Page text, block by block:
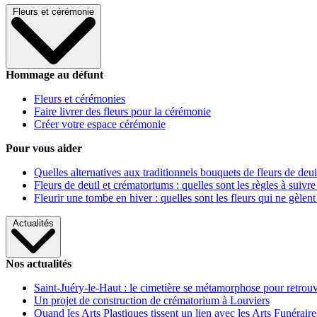
Fleurs et cérémonie
Hommage au défunt
Fleurs et cérémonies
Faire livrer des fleurs pour la cérémonie
Créer votre espace cérémonie
Pour vous aider
Quelles alternatives aux traditionnels bouquets de fleurs de
Fleurs de deuil et crématoriums : quelles sont les règles à
Fleurir une tombe en hiver : quelles sont les fleurs qui ne gèlent
Actualités
Nos actualités
Saint-Juéry-le-Haut : le cimetière se métamorphose pour
Un projet de construction de crématorium à Louviers
Quand les Arts Plastiques tissent un lien avec les Arts